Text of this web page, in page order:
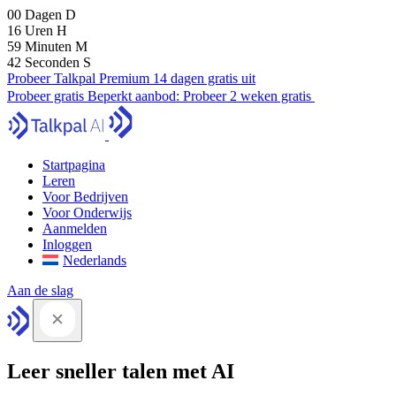
00 Dagen D
16 Uren H
59 Minuten M
41 Seconden S
Probeer Talkpal Premium 14 dagen gratis uit
Probeer gratis Beperkt aanbod: Probeer 2 weken gratis
Startpagina
Leren
Voor Bedrijven
Voor Onderwijs
Aanmelden
Inloggen
Nederlands
Aan de slag
Leer sneller talen met AI